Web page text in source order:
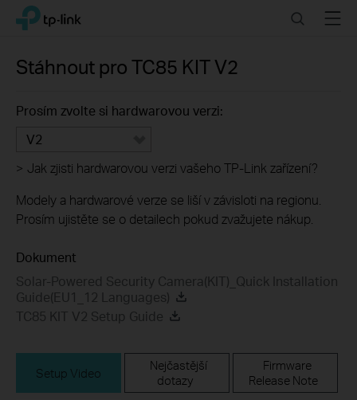
Click
navigation
TP-Link, Reliably Smart SearchMenu
Stáhnout proTC85 KITV2
Prosím zvolte si hardwarovou verzi:
V2
> Jak zjisti hardwarovou verzi vašeho TP-Link zařízení?
Modely a hardwarové verze se liší v závisloti na regionu.
Prosím ujistěte se o detailech pokud zvažujete nákup.
Dokument
Solar-Powered Security Camera(KIT)_Quick Installation
Guide(EU1_12 Languages)
TC85 KIT V2 Setup Guide
Setup Video
Nejčastější
dotazy
Firmware
Release Note